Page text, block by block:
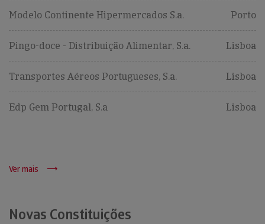
Modelo Continente Hipermercados S.a. Porto
Pingo-doce - Distribuição Alimentar, S.a. Lisboa
Transportes Aéreos Portugueses, S.a. Lisboa
Edp Gem Portugal, S.a Lisboa
Ver mais
Novas Constituições